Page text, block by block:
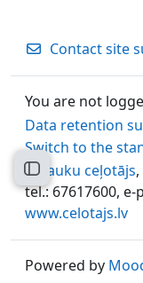
Open course
Contact site
You are not
Data retention
Switch to the
© Lauku ceļotājs
tel.: 67617600, e-
www.celotajs.lv
Powered by